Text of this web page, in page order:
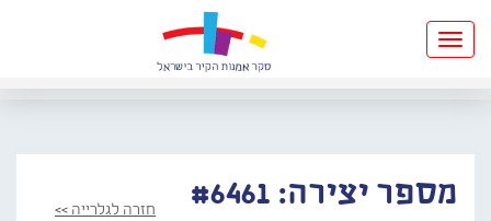
Toggle
navigation
מספר יצירה: #6461 חזרה לגלרייה >>